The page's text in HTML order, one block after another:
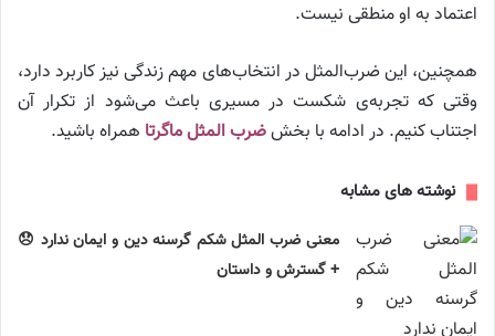
اعتماد به او منطقی نیست.
همچنین، این ضرب‌المثل در انتخاب‌های مهم زندگی نیز کاربرد دارد،
وقتی که تجربه‌ی شکست در مسیری باعث می‌شود از تکرار آن
اجتناب کنیم. در ادامه با بخشضرب المثل ماگرتا همراه باشید.
نوشته های مشابه
معنی ضرب المثل شکم گرسنه دین و ایمان ندارد 😞
+ گسترش و داستان